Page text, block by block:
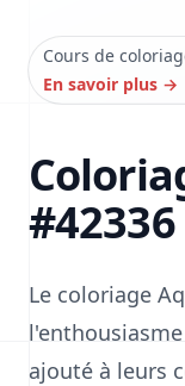
Cours de
En savoir plus →
Le coloriage
ajouté à leurs